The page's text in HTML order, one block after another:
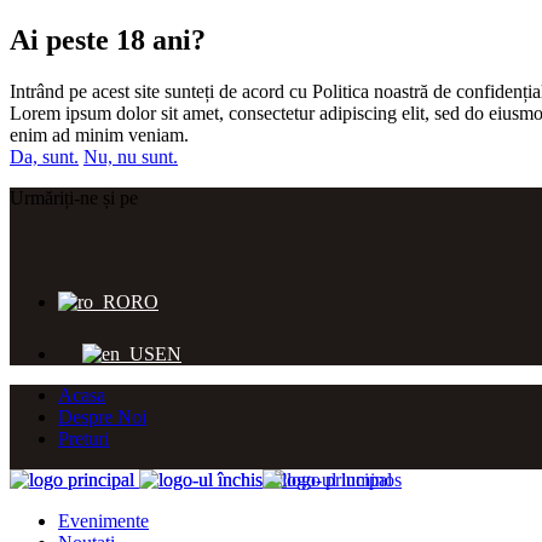
Ai peste 18 ani?
Intrând pe acest site sunteți de acord cu Politica noastră de
Lorem ipsum dolor sit amet, consectetur adipiscing elit, sed do
enim ad minim veniam.
Da, sunt. Nu, nu sunt.
Urmăriți-ne și pe
RO
EN
Acasa
Despre Noi
Preturi
Evenimente